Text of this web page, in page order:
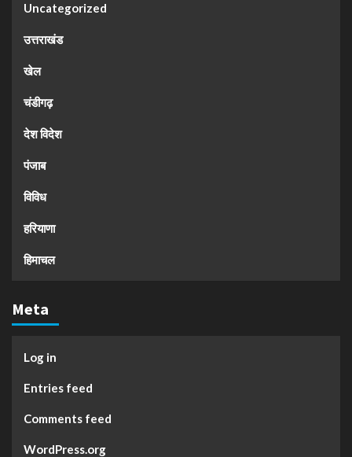
Uncategorized
उत्तराखंड
खेल
चंडीगढ़
देश विदेश
पंजाब
विविध
हरियाणा
हिमाचल
Meta
Log in
Entries feed
Comments feed
WordPress.org